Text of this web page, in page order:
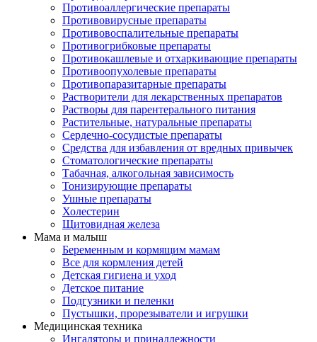
Противоаллергические препараты
Противовирусные препараты
Противовоспалительные препараты
Противогрибковые препараты
Противокашлевые и отхаркивающие препараты
Противоопухолевые препараты
Противопаразитарные препараты
Растворители для лекарственных препаратов
Растворы для парентерального питания
Растительные, натуральные препараты
Сердечно-сосудистые препараты
Средства для избавления от вредных привычек
Стоматологические препараты
Табачная, алкогольная зависимость
Тонизирующие препараты
Ушные препараты
Холестерин
Щитовидная железа
Мама и малыш
Беременным и кормящим мамам
Все для кормления детей
Детская гигиена и уход
Детское питание
Подгузники и пеленки
Пустышки, прорезыватели и игрушки
Медицинская техника
Ингаляторы и принадлежности